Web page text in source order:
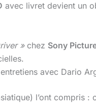
avec livret devient un
»chez Sony
avec Dario
l’ont compris :